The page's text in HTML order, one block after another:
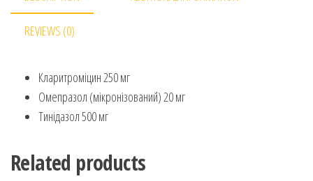
REVIEWS (0)
Кларитроміцин 250 мг
Омепразол (мікронізований) 20 мг
Тинідазол 500 мг
Related products